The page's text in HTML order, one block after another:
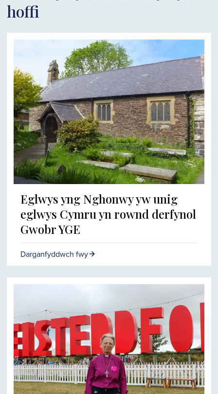
hoffi
Eglwys yng Nghonwy yw unig
eglwys Cymru yn rownd derfynol
Gwobr YGE
Darganfyddwch fwy